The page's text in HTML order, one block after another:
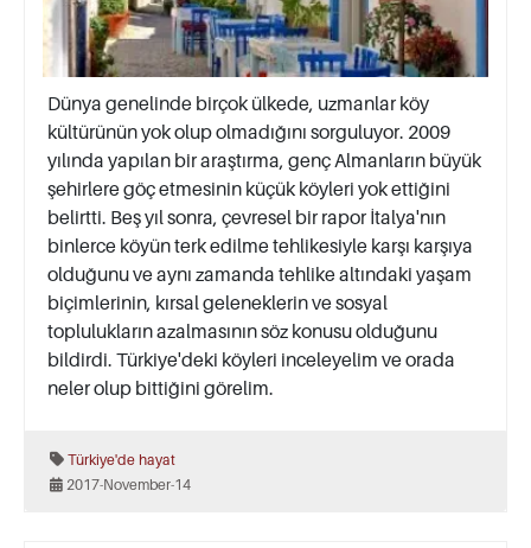
Dünya genelinde birçok ülkede, uzmanlar köy
kültürünün yok olup olmadığını sorguluyor. 2009
yılında yapılan bir araştırma, genç Almanların büyük
şehirlere göç etmesinin küçük köyleri yok ettiğini
belirtti. Beş yıl sonra, çevresel bir rapor İtalya'nın
binlerce köyün terk edilme tehlikesiyle karşı karşıya
olduğunu ve aynı zamanda tehlike altındaki yaşam
biçimlerinin, kırsal geleneklerin ve sosyal
toplulukların azalmasının söz konusu olduğunu
bildirdi. Türkiye'deki köyleri inceleyelim ve orada
neler olup bittiğini görelim.
Türkiye'de hayat
2017-November-14